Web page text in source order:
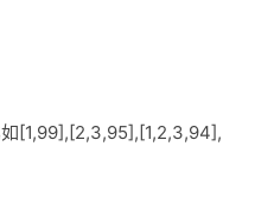
[1,99],[2,3,95],[1,2,3,94],